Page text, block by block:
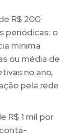
R$ 200
periódicas: o
mínima
ou média de
no ano,
pela rede
R$ 1 mil por